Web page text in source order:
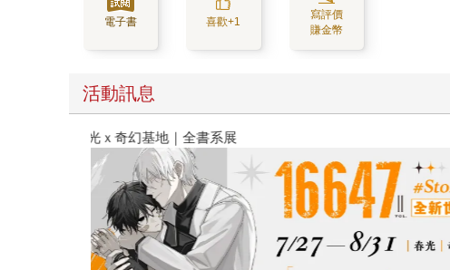
電子書 喜歡+1
寫評價
賺金幣
活動訊息
春光ｘ奇幻基地｜全書系展